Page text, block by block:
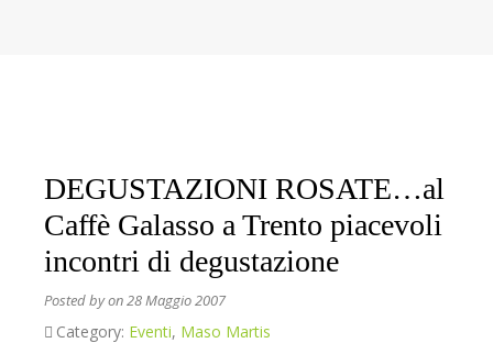
DEGUSTAZIONI ROSATE…al
Caffè Galasso a Trento piacevoli
incontri di degustazione
Posted byon 28 Maggio 2007
Category: Eventi, Maso Martis